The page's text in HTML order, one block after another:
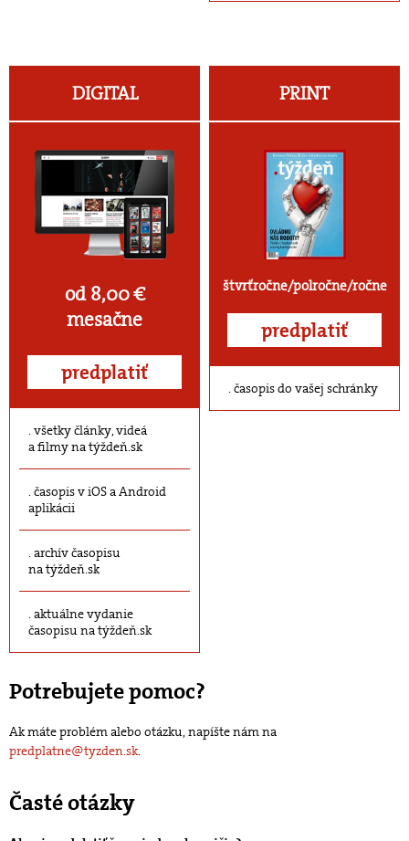
DIGITAL
od 8,00 €
mesačne
predplatiť
všetky články, videá
a filmy na týždeň.sk
časopis v iOS a Android
aplikácii
archív časopisu
na týždeň.sk
aktuálne vydanie
časopisu na týždeň.sk
PRINT
štvrťročne/polročne/ročne
predplatiť
časopis do vašej schránky
Potrebujete pomoc?
Ak máte problém alebo otázku, napíšte nám na
predplatne@tyzden.sk.
Časté otázky